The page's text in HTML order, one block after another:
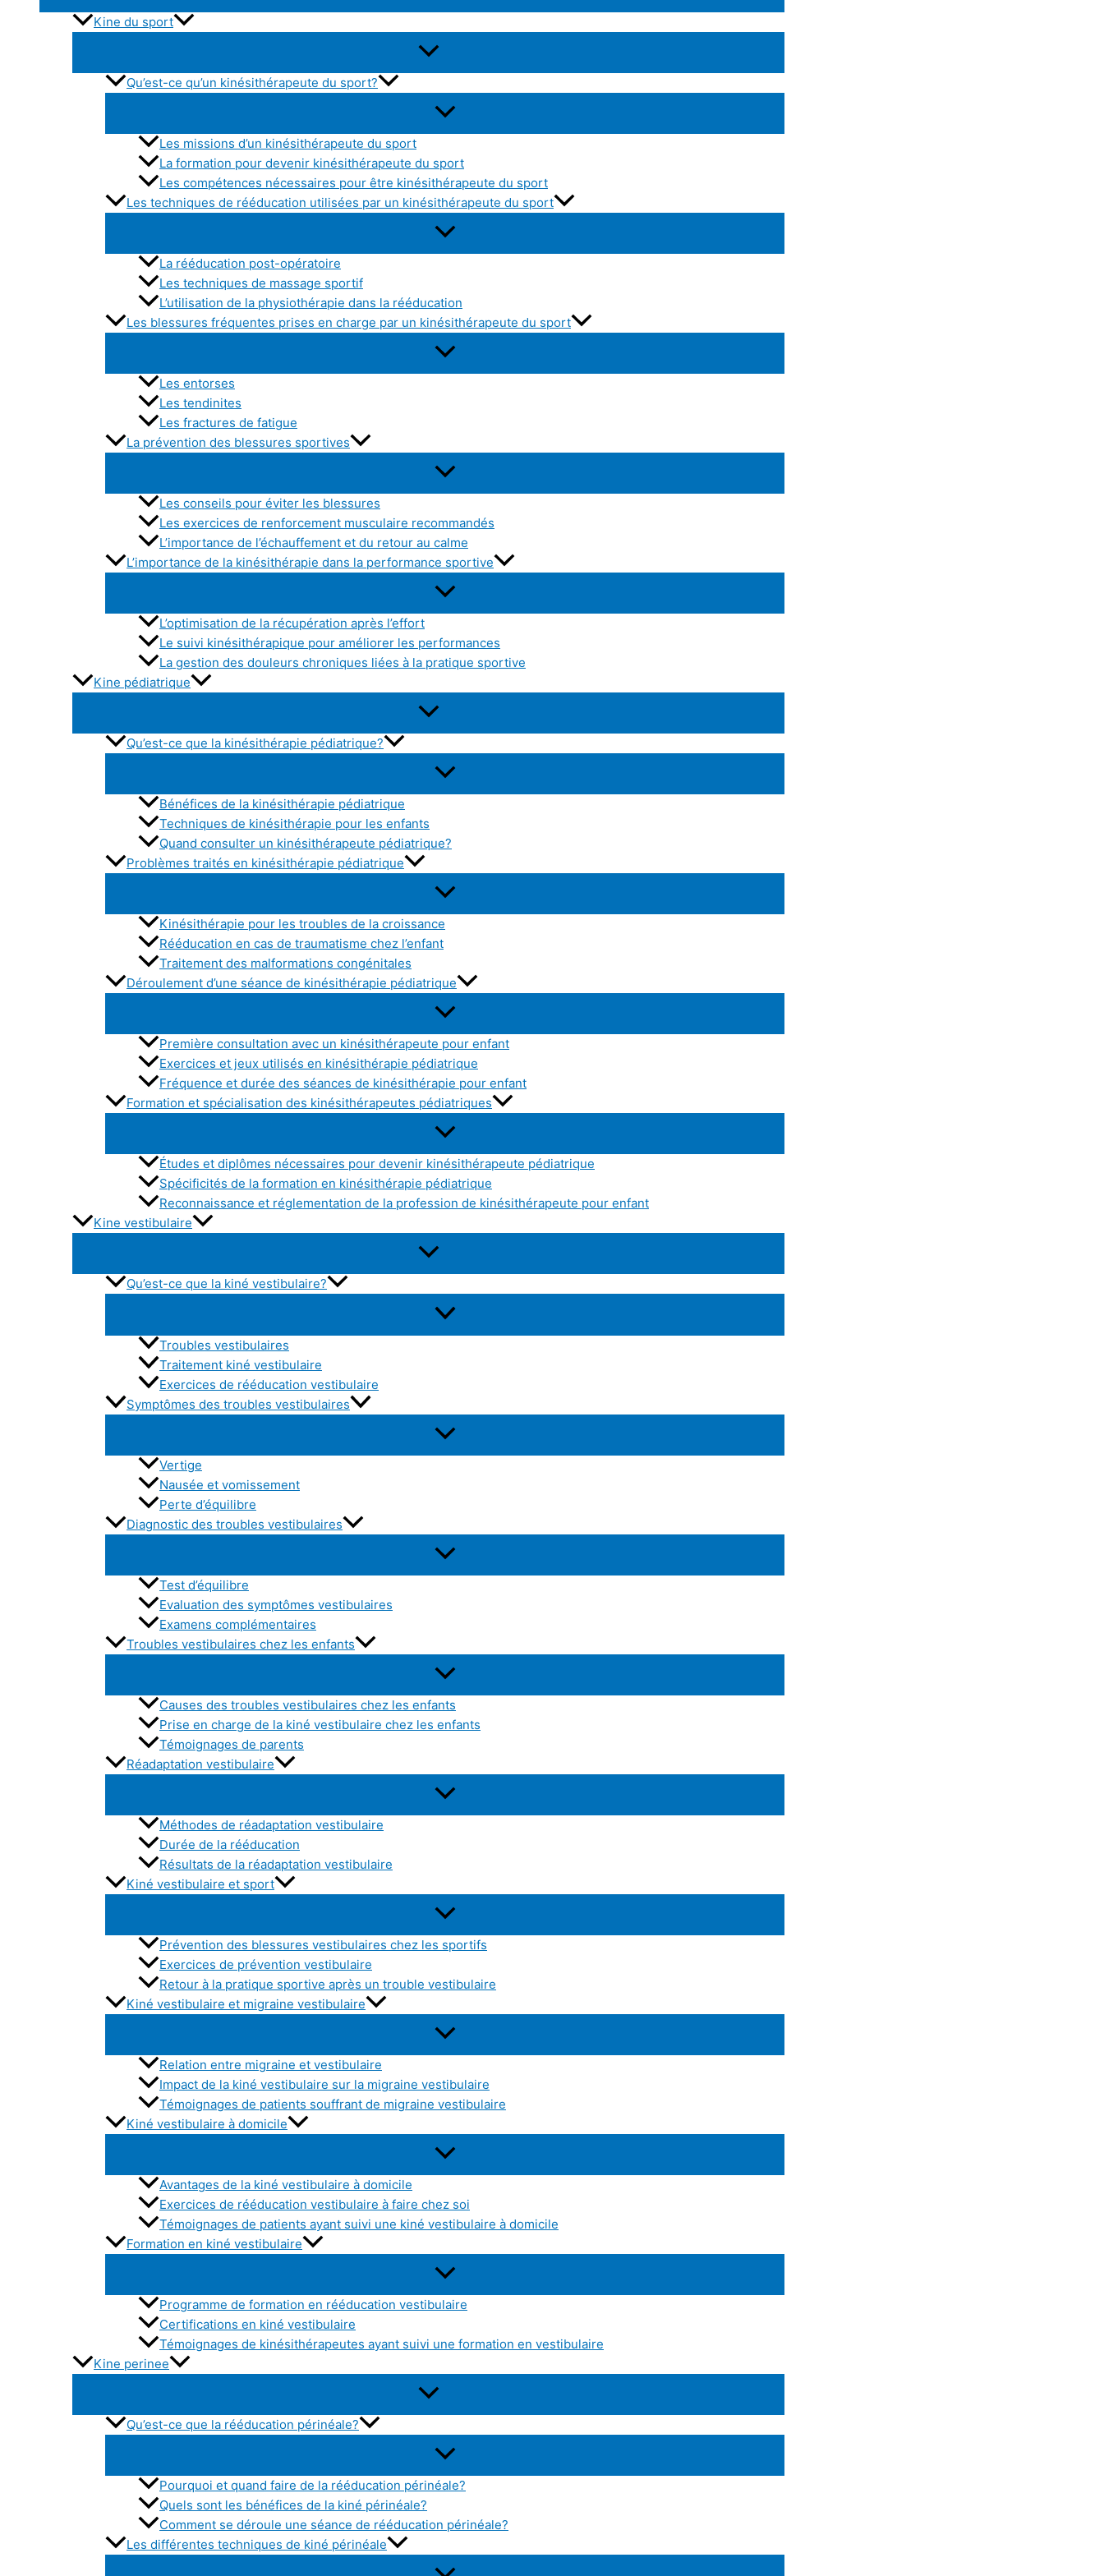
Kine du sport
Qu’est-ce qu’un kinésithérapeute du sport?
Les missions d’un kinésithérapeute du sport
La formation pour devenir kinésithérapeute du sport
Les compétences nécessaires pour être kinésithérapeute du sport
Les techniques de rééducation utilisées par un kinésithérapeute du sport
La rééducation post-opératoire
Les techniques de massage sportif
L’utilisation de la physiothérapie dans la rééducation
Les blessures fréquentes prises en charge par un kinésithérapeute du sport
Les entorses
Les tendinites
Les fractures de fatigue
La prévention des blessures sportives
Les conseils pour éviter les blessures
Les exercices de renforcement musculaire recommandés
L’importance de l’échauffement et du retour au calme
L’importance de la kinésithérapie dans la performance sportive
L’optimisation de la récupération après l’effort
Le suivi kinésithérapique pour améliorer les performances
La gestion des douleurs chroniques liées à la pratique sportive
Kine pédiatrique
Qu’est-ce que la kinésithérapie pédiatrique?
Bénéfices de la kinésithérapie pédiatrique
Techniques de kinésithérapie pour les enfants
Quand consulter un kinésithérapeute pédiatrique?
Problèmes traités en kinésithérapie pédiatrique
Kinésithérapie pour les troubles de la croissance
Rééducation en cas de traumatisme chez l’enfant
Traitement des malformations congénitales
Déroulement d’une séance de kinésithérapie pédiatrique
Première consultation avec un kinésithérapeute pour enfant
Exercices et jeux utilisés en kinésithérapie pédiatrique
Fréquence et durée des séances de kinésithérapie pour enfant
Formation et spécialisation des kinésithérapeutes pédiatriques
Études et diplômes nécessaires pour devenir kinésithérapeute pédiatrique
Spécificités de la formation en kinésithérapie pédiatrique
Reconnaissance et réglementation de la profession de kinésithérapeute pour enfant
Kine vestibulaire
Qu’est-ce que la kiné vestibulaire?
Troubles vestibulaires
Traitement kiné vestibulaire
Exercices de rééducation vestibulaire
Symptômes des troubles vestibulaires
Vertige
Nausée et vomissement
Perte d’équilibre
Diagnostic des troubles vestibulaires
Test d’équilibre
Evaluation des symptômes vestibulaires
Examens complémentaires
Troubles vestibulaires chez les enfants
Causes des troubles vestibulaires chez les enfants
Prise en charge de la kiné vestibulaire chez les enfants
Témoignages de parents
Réadaptation vestibulaire
Méthodes de réadaptation vestibulaire
Durée de la rééducation
Résultats de la réadaptation vestibulaire
Kiné vestibulaire et sport
Prévention des blessures vestibulaires chez les sportifs
Exercices de prévention vestibulaire
Retour à la pratique sportive après un trouble vestibulaire
Kiné vestibulaire et migraine vestibulaire
Relation entre migraine et vestibulaire
Impact de la kiné vestibulaire sur la migraine vestibulaire
Témoignages de patients souffrant de migraine vestibulaire
Kiné vestibulaire à domicile
Avantages de la kiné vestibulaire à domicile
Exercices de rééducation vestibulaire à faire chez soi
Témoignages de patients ayant suivi une kiné vestibulaire à domicile
Formation en kiné vestibulaire
Programme de formation en rééducation vestibulaire
Certifications en kiné vestibulaire
Témoignages de kinésithérapeutes ayant suivi une formation en vestibulaire
Kine perinee
Qu’est-ce que la rééducation périnéale?
Pourquoi et quand faire de la rééducation périnéale?
Quels sont les bénéfices de la kiné périnéale?
Comment se déroule une séance de rééducation périnéale?
Les différentes techniques de kiné périnéale